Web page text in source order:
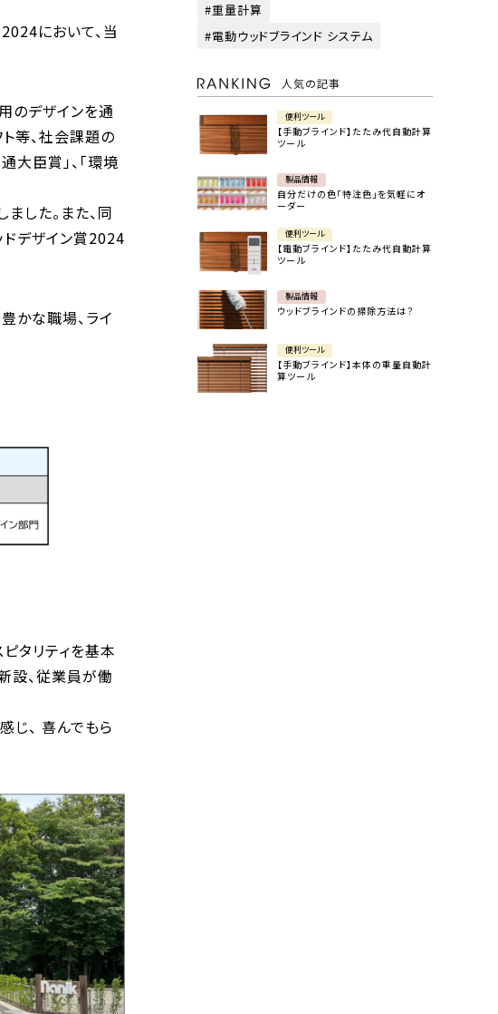
において、当
のデザインを通
等、社会課題の
大臣賞」、「環境
した。また、同
ドデザイン賞2024
かな職場、ライ
タリティを基本
設、従業員が働
じ、 喜んでもら
重量計算
電動ウッドブラインド システム
人気の記事
便利ツール
【手動ブラインド】たたみ代自動計算
ツール
製品情報
自分だけの色「特注色」を気軽にオ
ーダー
便利ツール
【電動ブラインド】たたみ代自動計算
ツール
製品情報
ウッドブラインドの掃除方法は？
便利ツール
【手動ブラインド】本体の重量自動計
算ツール